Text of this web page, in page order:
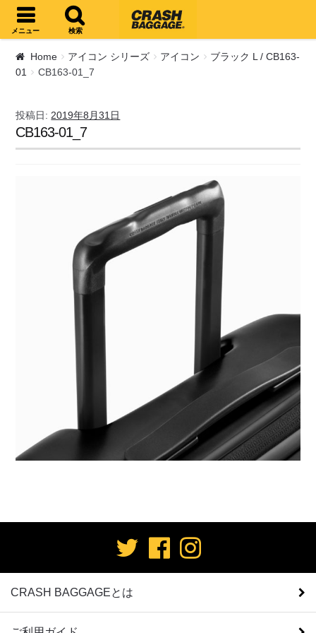
ナビゲーションへスキップ
コンテンツへスキップ
メニュー 検索
Home アイコン シリーズ アイコン
ブラック L / CB163-
01
CB163-01_7
投稿日: 2019年8月31日
CB163-01_7
CRASH BAGGAGEとは